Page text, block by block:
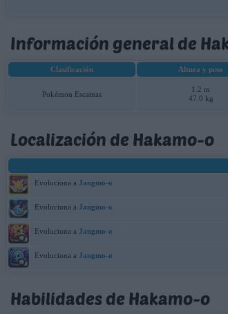
Información general de
Clasificación Altura y peso
Pokémon Escamas
1.2 m
47.0 kg
Localización de Hakamo-o
Evoluciona a Jangmo-o
Evoluciona a Jangmo-o
Evoluciona a Jangmo-o
Evoluciona a Jangmo-o
Habilidades de Hakamo-o